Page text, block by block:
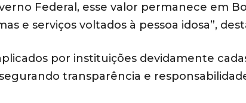
Federal, esse valor permanece em
e serviços voltados à pessoa idosa”,
por instituições devidamente
transparência e